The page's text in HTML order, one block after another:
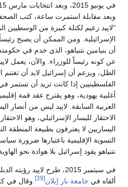
وبعد مقابلة استمرت ساعة، كتب
"لاپيد زعيم لكتلة كبيرة من الوسطيين
الإسرائيلية. ومن الممكن أن يصبح
أن بنيامين نتنياهو، الذي خدم في
عن كونه رئيساً للوزراء. والآن، يعمل
الظل، ويزعم أن إسرائيل لابد أن تغتنم
الفلسطينيين إذا كانت تريد أن تستمر
أغلبية يهودية، وهو يقترح عقد قمة
العربية السابقة. لاپيد ليس من أنصار
الاحتقار لليسار الإسرائيلي، وهو
اليساريين لا يعترفون بطبيعة المنطقة
التسوية الإقليمية باعتبارها ضرورة
نتنياهو يقود إسرائيل بلا هوادة نحو
في سبتمبر 2015، طرح لاپيد
ألقاه في جامعة بار إيلان[39]
وقال في